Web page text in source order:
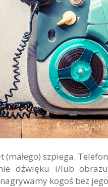
szpiega.
dźwięku i/lub
kogoś bez